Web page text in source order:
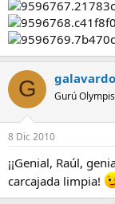
G galavardo
Gurú
8 Dic 2010
¡¡Genial, Raúl,
carcajada limpia!